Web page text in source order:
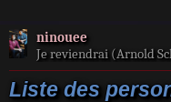
ninouee
Je reviendrai (Arnold
Liste des